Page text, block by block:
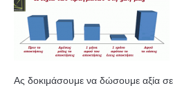
Ας δοκιμάσουμε να δώσουμε αξία